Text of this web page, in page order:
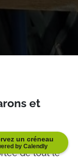
un créneau
by Calendly
et
de tout le